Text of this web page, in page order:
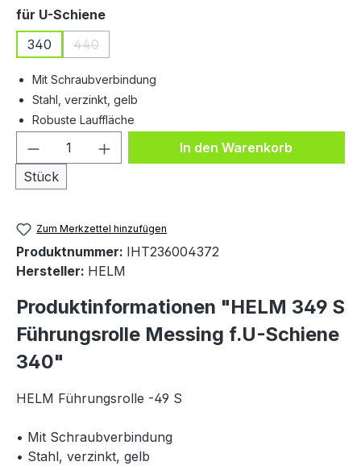
für U-Schieneauswählen
340
440
(Diese Option ist zurzeit nicht verfügbar.)
Mit Schraubverbindung
Stahl, verzinkt, gelb
Robuste Lauffläche
Produkt Anzahl: Gib den
Stück
In den Warenkorb
Zum Merkzettel hinzufügen
Produktnummer: IHT236004372
Hersteller: HELM
Produktinformationen "HELM 349 S
Führungsrolle Messing f.U-Schiene
340"
HELM Führungsrolle -49 S
• Mit Schraubverbindung
• Stahl, verzinkt, gelb